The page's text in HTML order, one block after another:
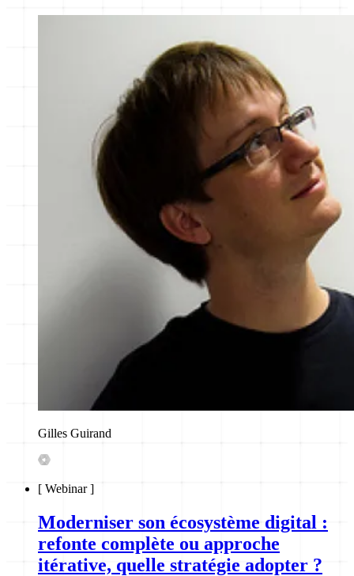
Gilles Guirand
[ Webinar]
Moderniser son écosystème digital :
refonte complète ou approche
itérative, quelle stratégie adopter ?